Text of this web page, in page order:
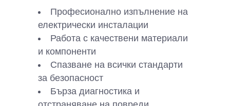
Професионално изпълнение на
електрически инсталации
Работа с качествени материали
и компоненти
Спазване на всички стандарти
за безопасност
Бърза диагностика и